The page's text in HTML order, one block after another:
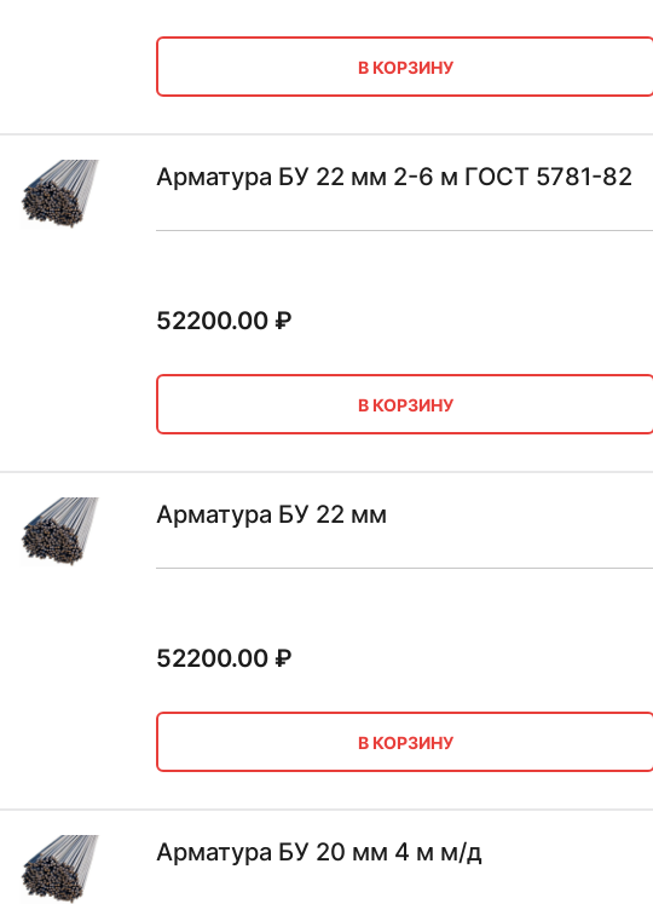
В КОРЗИНУ
Арматура БУ 22 мм 2-6 м ГОСТ 5781-82
52200.00₽
В КОРЗИНУ
Арматура БУ 22 мм
52200.00₽
В КОРЗИНУ
Арматура БУ 20 мм 4 м м/д